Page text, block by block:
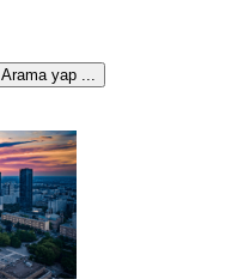
Arama yap ...